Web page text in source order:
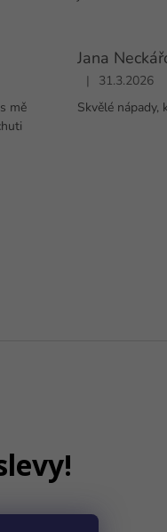
mě
Jana
Hodnocení
|
31.3.2026
Skvělé nápady,